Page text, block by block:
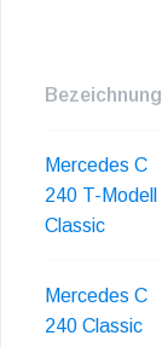
Bezeichnung
Mercedes C
240 T-Modell
Classic
Mercedes C
240 Classic